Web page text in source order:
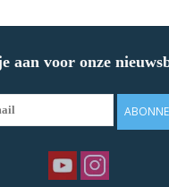
aan voor onze